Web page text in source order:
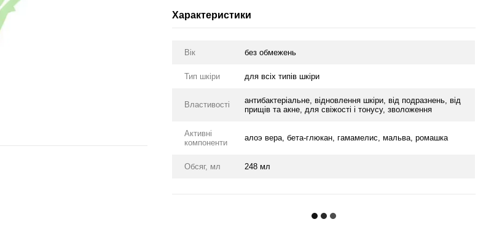
Характеристики
Вік без обмежень
Тип шкіри для всіх типів шкіри
Властивості
антибактеріальне, відновлення шкіри, від подразнень, від
прищів та акне, для свіжості і тонусу, зволоження
Активні
компоненти
алоэ вера, бета-глюкан, гамамелис, мальва, ромашка
Обсяг, мл 248 мл